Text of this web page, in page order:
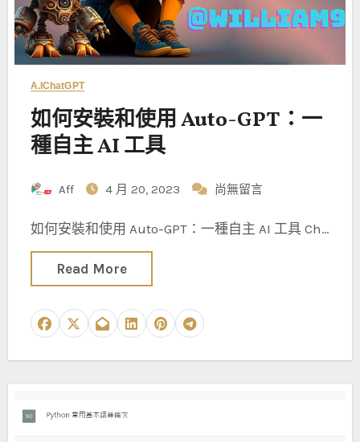
A.IChatGPT
如何安裝和使用 Auto-GPT：一
種自主 AI 工具
Aff 4 月 20, 2023 尚無留言
如何安裝和使用 Auto-GPT：一種自主 AI 工具 Ch…
Read More